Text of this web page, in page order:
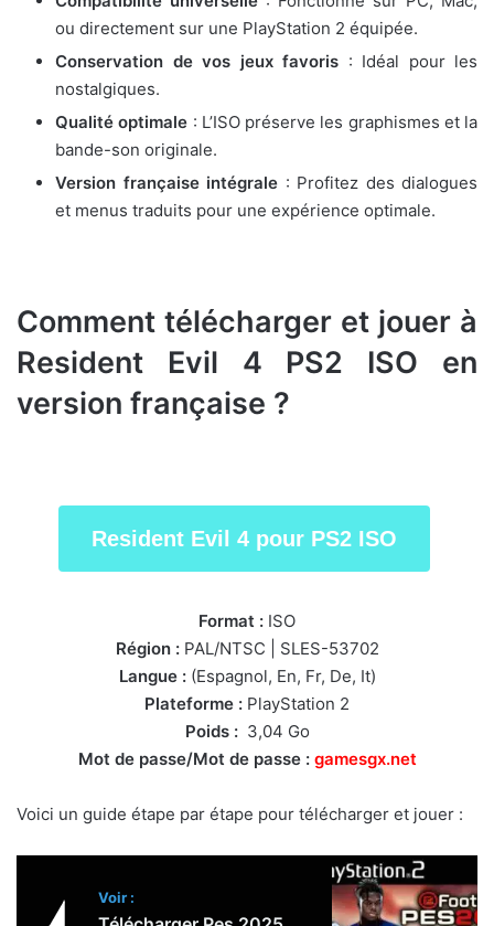
ou directement sur une PlayStation 2 équipée.
Conservation de vos jeux favoris : Idéal pour les
nostalgiques.
Qualité optimale : L’ISO préserve les graphismes et la
bande-son originale.
Version française intégrale : Profitez des dialogues
et menus traduits pour une expérience optimale.
Comment télécharger et jouer à
Resident Evil 4 PS2 ISO en
version française ?
Resident Evil 4 pour PS2 ISO
Format : ISO
Région :PAL/NTSC | SLES-53702
Langue :(Espagnol, En, Fr, De, It)
Plateforme : PlayStation 2
Poids :3,04 Go
Mot de passe/Mot de passe : gamesgx.net
Voici un guide étape par étape pour télécharger et jouer :
Voir :